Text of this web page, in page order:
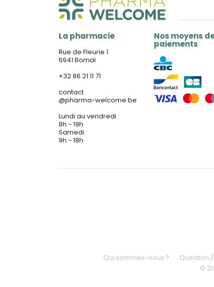
La pharmacie
Rue de Fleurie 1
6941 Bomal
+32 86 21 11 71
contact
@pharma-welcome.be
Lundi au vendredi :
8h - 19h
Samedi :
9h - 18h
Nos moyens
paiements
Qui sommes-nous ? Question
©